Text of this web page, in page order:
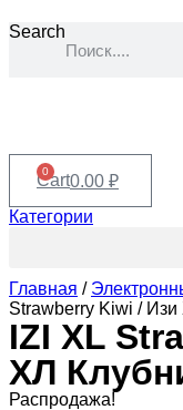
Search
0.00 ₽
0
Cart
Категории
Главная /
Strawberry Kiwi /
IZI XL
ХЛ
Распродажа!